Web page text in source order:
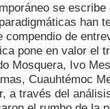
se
han
compendio de
pone en valor el
Mosquera, Ivo
Cuauhtémoc
a través del